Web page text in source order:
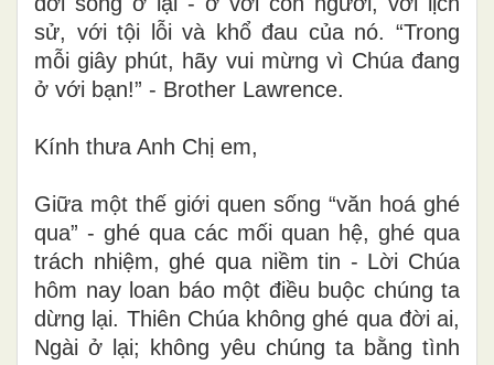
Người”. Vinh quang ấy không chói loà trên
mây trời, nhưng lặng lẽ toả sáng trong một
đời sống ở lại - ở với con người, với lịch
sử, với tội lỗi và khổ đau của nó. “Trong
ở với bạn!” - Brother Lawrence.
Kính thưa Anh Chị em,
Giữa một thế giới quen sống “văn hoá ghé
qua” - ghé qua các mối quan hệ, ghé qua
trách nhiệm, ghé qua niềm tin - Lời Chúa
hôm nay loan báo một điều buộc chúng ta